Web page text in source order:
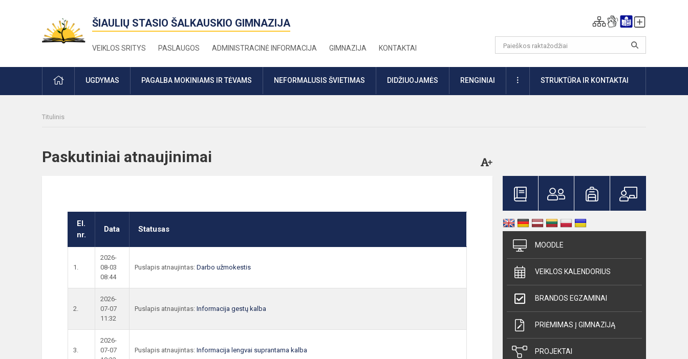
ŠIAULIŲ STASIO ŠALKAUSKIO GIMNAZIJA
VEIKLOS SRITYS PASLAUGOS ADMINISTRACINĖ INFORMACIJA GIMNAZIJA KONTAKTAI
PRADŽIAUGDYMAS PAGALBA MOKINIAMS IR TĖVAMS NEFORMALUSIS ŠVIETIMAS DIDŽIUOJAMĖS RENGINIAI DAUGIAUSTRUKTŪRA IR KONTAKTAI
Titulinis
Paskutiniai atnaujinimai
El.
nr.
Data Statusas
1.
2026-
08-03
08:44
Puslapis atnaujintas: Darbo užmokestis
2.
2026-
07-07
11:32
Puslapis atnaujintas: Informacija gestų kalba
3.
2026-
07-07
Puslapis atnaujintas: Informacija lengvai suprantama kalba
MOODLE
VEIKLOS KALENDORIUS
BRANDOS EGZAMINAI
PRIĖMIMAS Į GIMNAZIJĄ
PROJEKTAI